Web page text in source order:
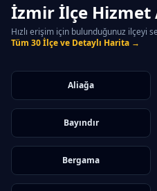
İzmir İlçe Hizmet
Hızlı erişim için bulunduğunuz ilçeyi
Tüm 30 İlçe ve Detaylı Harita →
Aliağa
Bayındır
Bergama